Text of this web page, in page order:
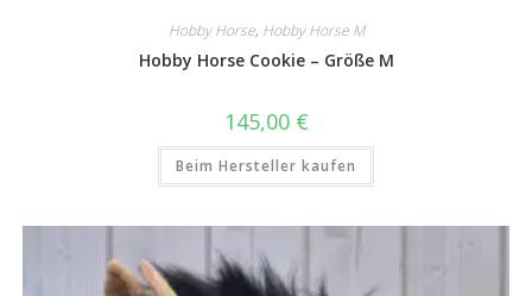
Hobby Horse, Hobby Horse M
Hobby Horse Cookie – Größe M
145,00 €
Beim Hersteller kaufen